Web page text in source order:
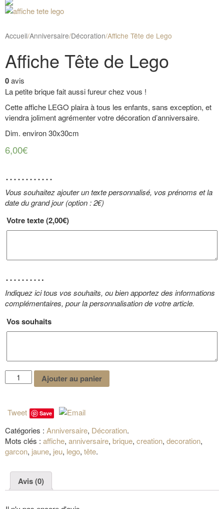
Accueil/Anniversaire/Décoration/Affiche Tête de Lego
Affiche Tête de Lego
0avis
La petite brique fait aussi fureur chez vous !
Cette affiche LEGO plaira à tous les enfants, sans exception, et
viendra joliment agrémenter votre décoration d’anniversaire.
Dim. environ 30x30cm
6,00€
…………
Vous souhaitez ajouter un texte personnalisé, vos prénoms et la
date du grand jour (option : 2€)
Votre texte (2,00€)
……….
Indiquez ici tous vos souhaits, ou bien apportez des informations
complémentaires, pour la personnalisation de votre article.
Vos souhaits
Ajouter au panier
Tweet Save
Catégories : Anniversaire, Décoration.
Mots clés : affiche, anniversaire, brique, creation, decoration,
garcon, jaune, jeu, lego, tête.
Avis (0)